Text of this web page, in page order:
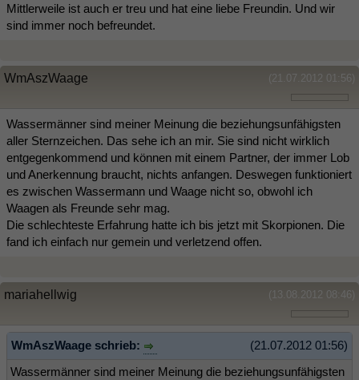
Mittlerweile ist auch er treu und hat eine liebe Freundin. Und wir
sind immer noch befreundet.
(21.07.2012 01:56)
WmAszWaage
Wassermänner sind meiner Meinung die beziehungsunfähigsten
aller Sternzeichen. Das sehe ich an mir. Sie sind nicht wirklich
entgegenkommend und können mit einem Partner, der immer Lob
und Anerkennung braucht, nichts anfangen. Deswegen funktioniert
es zwischen Wassermann und Waage nicht so, obwohl ich
Waagen als Freunde sehr mag.
Die schlechteste Erfahrung hatte ich bis jetzt mit Skorpionen. Die
fand ich einfach nur gemein und verletzend offen.
(13.08.2012 08:46)
mariahellwig
(21.07.2012 01:56)
WmAszWaage schrieb:
Wassermänner sind meiner Meinung die beziehungsunfähigsten